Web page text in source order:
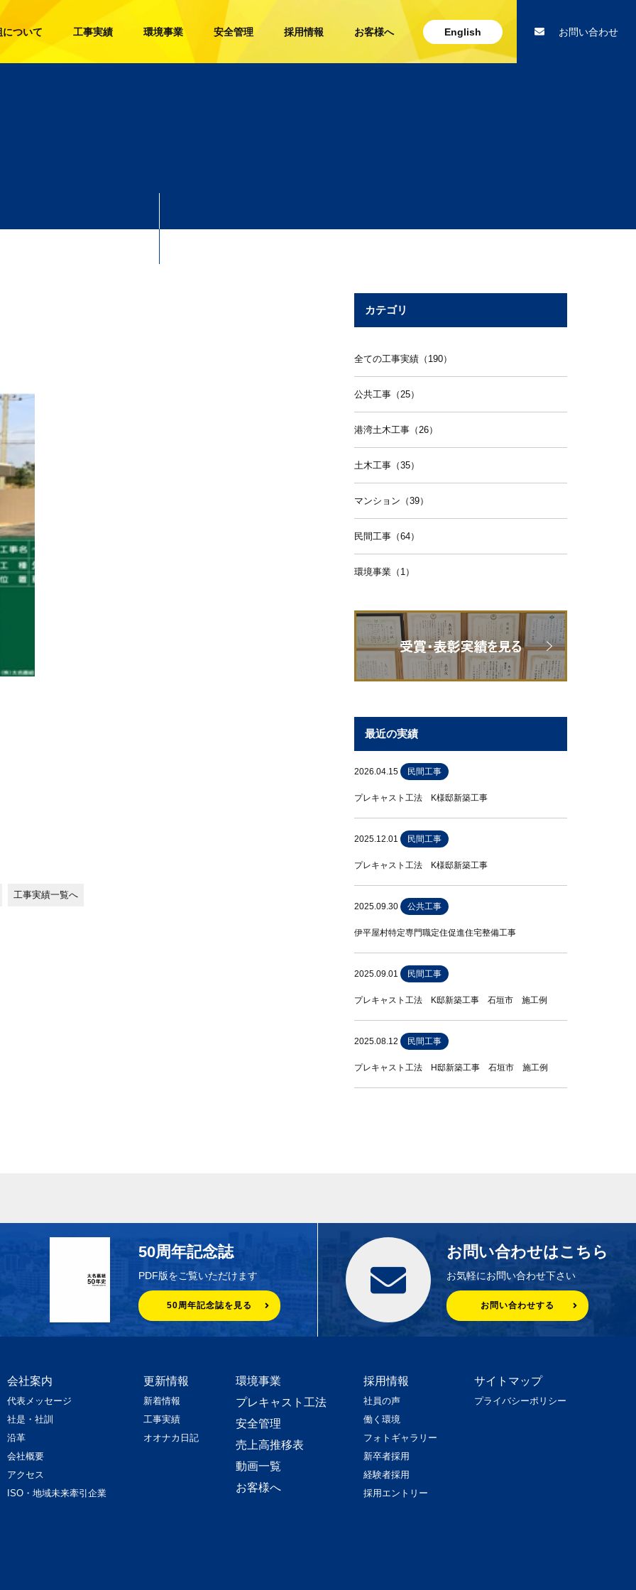
ついて 工事実績 環境事業 安全管理 採用情報 お客様へ English お問い合わせ
工事実績一覧へ
カテゴリ
全ての工事実績（190）
公共工事（25）
港湾土木工事（26）
土木工事（35）
マンション（39）
民間工事（64）
環境事業（1）
最近の実績
2026.04.15 民間工事
プレキャスト工法 K様邸新築工事
2025.12.01 民間工事
プレキャスト工法 K様邸新築工事
2025.09.30 公共工事
伊平屋村特定専門職定住促進住宅整備工事
2025.09.01 民間工事
プレキャスト工法 K邸新築工事 石垣市 施工例
2025.08.12 民間工事
プレキャスト工法 H邸新築工事 石垣市 施工例
50周年記念誌
PDF版をご覧いただけます
50周年記念誌を見る
お問い合わせはこちら
お気軽にお問い合わせ下さい
お問い合わせする
会社案内
代表メッセージ
社是・社訓
沿革
会社概要
アクセス
ISO・地域未来牽引企業
更新情報
新着情報
工事実績
オオナカ日記
環境事業
プレキャスト工法
安全管理
売上高推移表
動画一覧
お客様へ
採用情報
社員の声
働く環境
フォトギャラリー
新卒者採用
経験者採用
採用エントリー
サイトマップ
プライバシーポリシー